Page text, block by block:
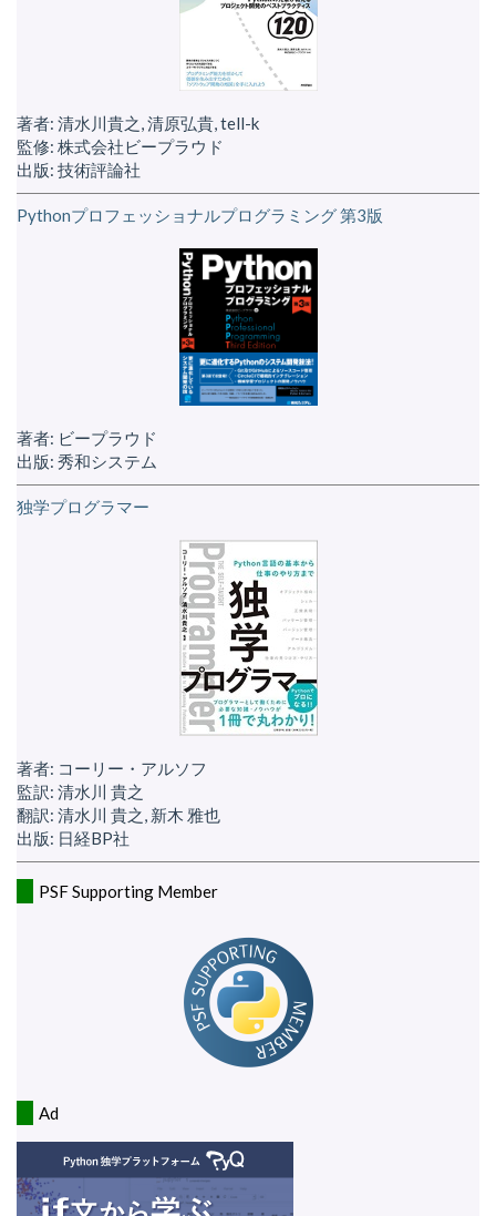
著者: 清水川貴之, 清原弘貴, tell-k
監修: 株式会社ビープラウド
出版: 技術評論社
Pythonプロフェッショナルプログラミング 第3版
著者: ビープラウド
出版: 秀和システム
独学プログラマー
著者: コーリー・アルソフ
監訳: 清水川 貴之
翻訳: 清水川 貴之, 新木 雅也
出版: 日経BP社
PSF Supporting Member
Ad